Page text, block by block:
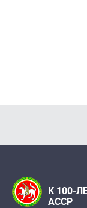
К 100-
АССР